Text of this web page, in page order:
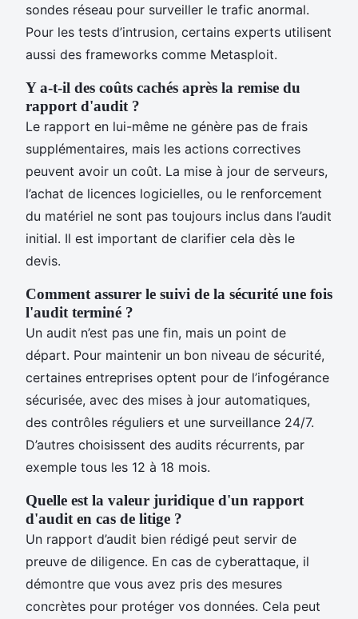
sondes réseau pour surveiller le trafic anormal.
Pour les tests d’intrusion, certains experts utilisent
aussi des frameworks comme Metasploit.
Y a-t-il des coûts cachés après la remise du
rapport d'audit ?
Le rapport en lui-même ne génère pas de frais
supplémentaires, mais les actions correctives
peuvent avoir un coût. La mise à jour de serveurs,
l’achat de licences logicielles, ou le renforcement
du matériel ne sont pas toujours inclus dans l’audit
initial. Il est important de clarifier cela dès le
devis.
Comment assurer le suivi de la sécurité une fois
l'audit terminé ?
Un audit n’est pas une fin, mais un point de
départ. Pour maintenir un bon niveau de sécurité,
certaines entreprises optent pour de l’infogérance
sécurisée, avec des mises à jour automatiques,
des contrôles réguliers et une surveillance 24/7.
D’autres choisissent des audits récurrents, par
exemple tous les 12 à 18 mois.
Quelle est la valeur juridique d'un rapport
d'audit en cas de litige ?
Un rapport d’audit bien rédigé peut servir de
preuve de diligence. En cas de cyberattaque, il
démontre que vous avez pris des mesures
concrètes pour protéger vos données. Cela peut